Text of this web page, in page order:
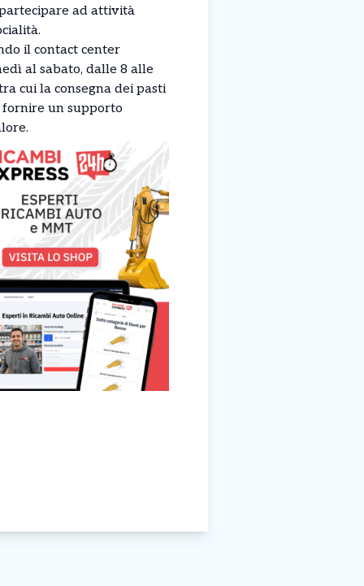
ad attività
il contact center
al sabato, dalle 8 alle
cui la consegna dei pasti
fornire un supporto